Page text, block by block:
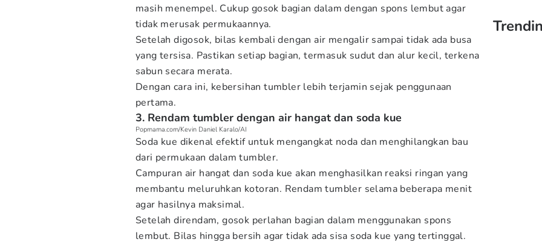
masih menempel. Cukup gosok bagian dalam dengan spons lembut agar
tidak merusak permukaannya.
Setelah digosok, bilas kembali dengan air mengalir sampai tidak ada busa
yang tersisa. Pastikan setiap bagian, termasuk sudut dan alur kecil, terkena
sabun secara merata.
Dengan cara ini, kebersihan tumbler lebih terjamin sejak penggunaan
pertama.
3. Rendam tumbler dengan air hangat dan soda kue
Popmama.com/Kevin Daniel Karalo/AI
Soda kue dikenal efektif untuk mengangkat noda dan menghilangkan bau
dari permukaan dalam tumbler.
Campuran air hangat dan soda kue akan menghasilkan reaksi ringan yang
membantu meluruhkan kotoran. Rendam tumbler selama beberapa menit
agar hasilnya maksimal.
Setelah direndam, gosok perlahan bagian dalam menggunakan spons
lembut. Bilas hingga bersih agar tidak ada sisa soda kue yang tertinggal.